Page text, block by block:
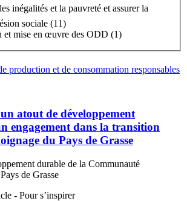
inégalités et la pauvreté et assurer la
sociale (11)
et mise en œuvre des ODD (1)
production et de consommation responsables
atout de développement
engagement dans la transition
du Pays de Grasse
durable de la Communauté
de Grasse
- Pour s’inspirer